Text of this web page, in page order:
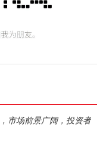
市场前景广阔，投资者